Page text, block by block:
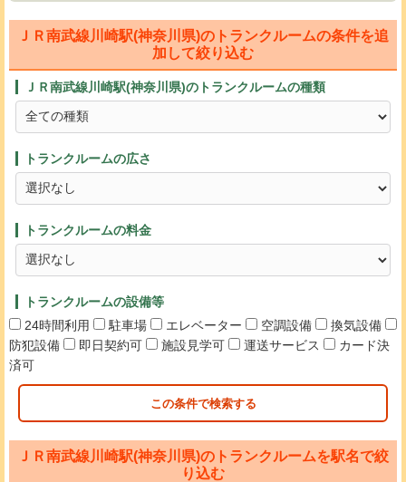
ＪＲ南武線川崎駅(神奈川県)のトランクルームの条件を追
加して絞り込む
ＪＲ南武線川崎駅(神奈川県)のトランクルームの種類
トランクルームの広さ
トランクルームの料金
トランクルームの設備等
24時間利用
駐車場 エレベーター 空調設備
換気設備
防犯設備
即日契約可 施設見学可 運送サービス
カード決
済可
この条件で検索する
ＪＲ南武線川崎駅(神奈川県)のトランクルームを駅名で絞
り込む